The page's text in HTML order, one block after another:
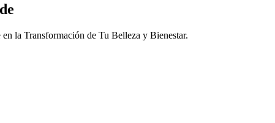
la Transformación de Tu Belleza y Bienestar.